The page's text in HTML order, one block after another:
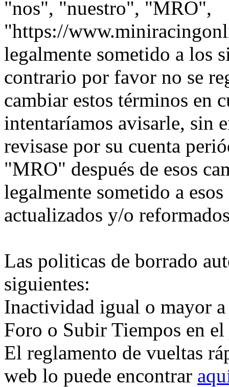
"nos", "nuestro", "MRO",
"https://
legalmente sometido a los
contrario por favor no se
cambiar estos términos en
intentaríamos avisarle, sin
revisase por su cuenta
"MRO" después de esos
legalmente sometido a
actualizados y/o
Las politicas de borrado
siguientes:
Inactividad igual o mayor a
Foro o Subir Tiempos en
El reglamento de vueltas
web lo puede encontrar